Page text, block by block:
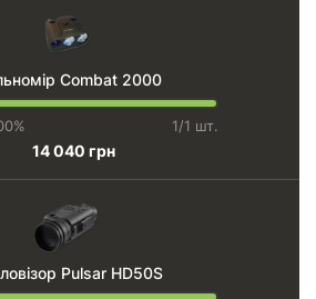
Combat 2000
1/1 шт.
14 040 грн
Pulsar HD50S